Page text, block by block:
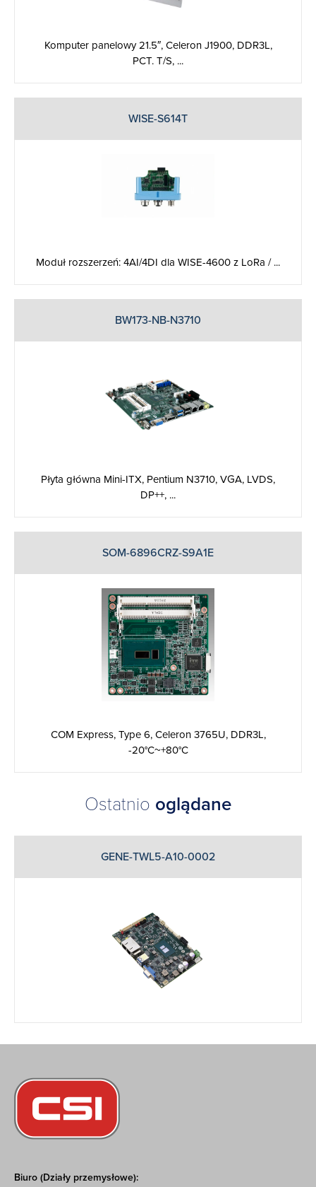
Komputer panelowy 21.5″, Celeron J1900, DDR3L,
PCT. T/S, ...
WISE-S614T
Moduł rozszerzeń: 4AI/4DI dla WISE-4600 z LoRa / ...
BW173-NB-N3710
Płyta główna Mini-ITX, Pentium N3710, VGA, LVDS,
DP++, ...
SOM-6896CRZ-S9A1E
COM Express, Type 6, Celeron 3765U, DDR3L,
-20°C~+80°C
Ostatnio oglądane
GENE-TWL5-A10-0002
Biuro (Działy przemysłowe):